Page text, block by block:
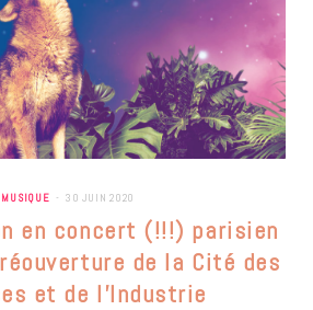
MUSIQUE 30 JUIN 2020
en concert (!!!) parisien
de la Cité des
et de l’Industrie